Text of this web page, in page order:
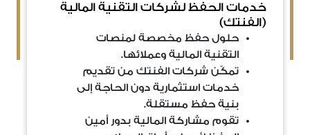
خدمات الحفظ لشركات التقنية المالية
(الفنتك)
حلول حفظ مخصصة لمنصات
التقنية المالية وعملائها.
تمكّن شركات الفنتك من تقديم
خدمات استثمارية دون الحاجة إلى
بنية حفظ مستقلة.
تقوم مشاركة المالية بدور أمين